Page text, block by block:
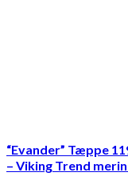
“Evander” Tæppe
– Viking Trend